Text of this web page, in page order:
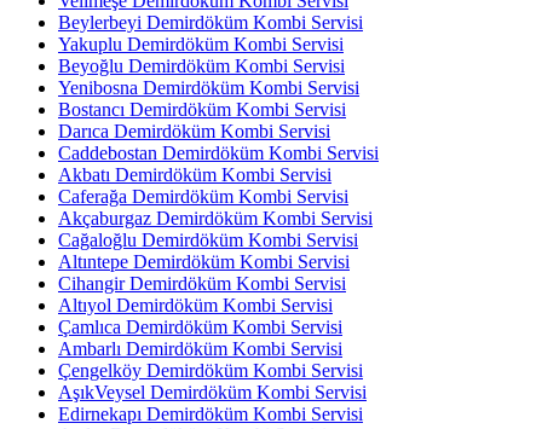
Beylerbeyi Demirdöküm Kombi Servisi
Yakuplu Demirdöküm Kombi Servisi
Beyoğlu Demirdöküm Kombi Servisi
Yenibosna Demirdöküm Kombi Servisi
Bostancı Demirdöküm Kombi Servisi
Darıca Demirdöküm Kombi Servisi
Caddebostan Demirdöküm Kombi Servisi
Akbatı Demirdöküm Kombi Servisi
Caferağa Demirdöküm Kombi Servisi
Akçaburgaz Demirdöküm Kombi Servisi
Cağaloğlu Demirdöküm Kombi Servisi
Altıntepe Demirdöküm Kombi Servisi
Cihangir Demirdöküm Kombi Servisi
Altıyol Demirdöküm Kombi Servisi
Çamlıca Demirdöküm Kombi Servisi
Ambarlı Demirdöküm Kombi Servisi
Çengelköy Demirdöküm Kombi Servisi
AşıkVeysel Demirdöküm Kombi Servisi
Edirnekapı Demirdöküm Kombi Servisi